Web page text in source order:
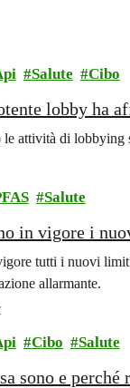
Salute Cibo
lobby ha
le attività di
Salute
in vigore i
tutti i nuovi
allarmante.
Cibo Salute
sono e perché